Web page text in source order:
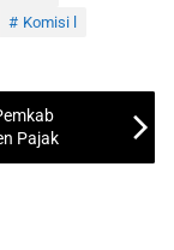
Komisi l
Pajak